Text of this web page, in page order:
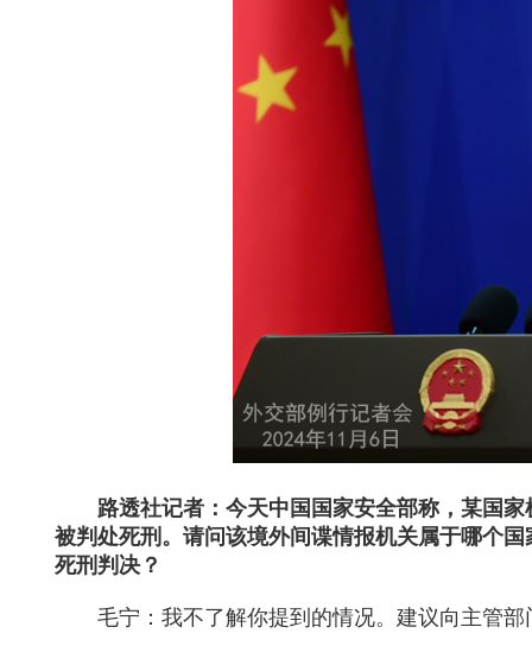
路透社记者：今天中国国家安全部称，某国
被判处死刑。请问该境外间谍情报机关属于哪个
死刑判决？
毛宁：我不了解你提到的情况。建议向主管部